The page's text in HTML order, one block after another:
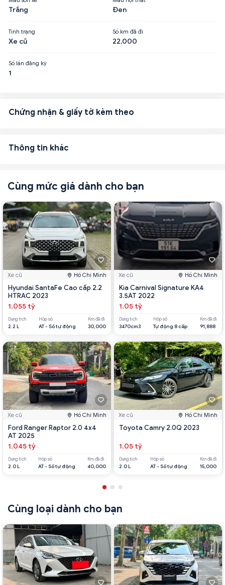
Trắng Đen
Tình trạng
Xe cũ
Số km đã đi
22,000
Số lần đăng ký
1
Chứng nhận & giấy tờ kèm theo
Thông tin khác
Cùng mức giá dành cho bạn
Xe cũ Hồ Chí Minh
Hyundai SantaFe Cao cấp 2.2
HTRAC 2023
1.055 tỷ
Dung tích
2.2 L
Hộp số
AT - Số tự động
Km đã đi
30,000
Xe cũ Hồ Chí Minh
Ford Ranger Raptor 2.0 4x4
AT 2025
1.045 tỷ
Dung tích
2.0 L
Hộp số
AT - Số tự động
Km đã đi
40,000
Xe cũ Hồ Chí Minh
Kia Carnival Signature KA4
3.5AT 2022
1.05 tỷ
Dung tích
3470cm3
Hộp số
Tự động 8 cấp
Km đã đi
91,888
Xe cũ Hồ Chí Minh
Toyota Camry 2.0Q 2023
1.05 tỷ
Dung tích
2.0 L
Hộp số
AT - Số tự động
Km đã đi
15,000
Cùng loại dành cho bạn